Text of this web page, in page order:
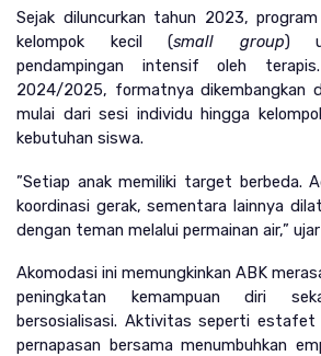
Sejak diluncurkan tahun 2023,
kelompok kecil (small group)
pendampingan intensif oleh
2024/2025, formatnya dikembangkan
mulai dari sesi individu hingga
kebutuhan siswa.
”Setiap anak memiliki target berbeda.
koordinasi gerak, sementara lainnya
dengan teman melalui permainan air,”
Akomodasi ini memungkinkan ABK
peningkatan kemampuan diri
bersosialisasi. Aktivitas seperti estafet
pernapasan bersama menumbuhkan